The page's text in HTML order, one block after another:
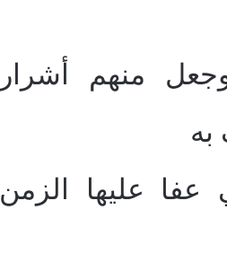
منهم أشرار
به
عفا عليها الزمن